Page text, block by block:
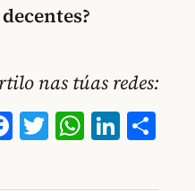
nas túas redes:
Facebook
Twitter